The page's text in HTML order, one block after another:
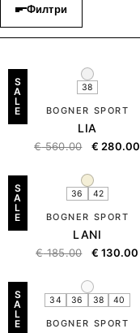
Филтри
S
A
L
E
38
BOGNER SPORT
LIA
€560.00 € 280.00
S
A
L
E
36 42
BOGNER SPORT
LANI
€185.00 € 130.00
S
A
L
E
34 36 38 40
BOGNER SPORT